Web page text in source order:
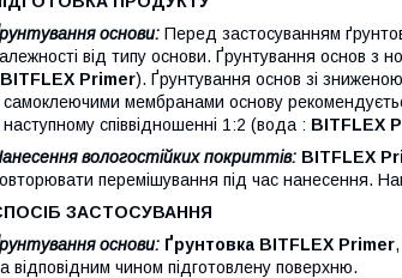
основи: Перед застосуванням
від типу основи. Ґрунтування основ
BITFLEX Primer). Ґрунтування основ зі
самоклеючими мембранами основу
наступному співвідношенні 1:2 (вода : BITFLEX
вологостійких покриттів: BITFLEX
перемішування під час нанесення.
ЗАСТОСУВАННЯ
основи: Ґрунтовка BITFLEX Primer
відповідним чином підготовлену поверхню.